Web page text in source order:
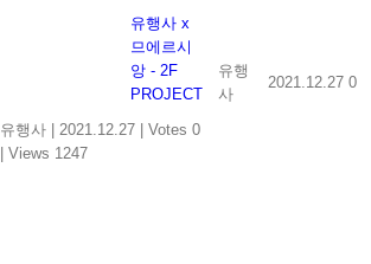
유행사 x
므에르시
앙 - 2F
PROJECT
유행사
2021.12.27
Votes 0
Views 1247
유행
사
2021.12.27 0